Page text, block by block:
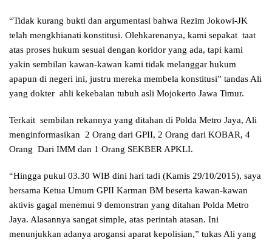
“Tidak kurang bukti dan argumentasi bahwa Rezim Jokowi-JK
telah mengkhianati konstitusi. Olehkarenanya, kami sepakat taat
atas proses hukum sesuai dengan koridor yang ada, tapi kami
yakin sembilan kawan-kawan kami tidak melanggar hukum
apapun di negeri ini, justru mereka membela konstitusi” tandas Ali
yang dokter ahli kekebalan tubuh asli Mojokerto Jawa Timur.
Terkait sembilan rekannya yang ditahan di Polda Metro Jaya, Ali
menginformasikan 2 Orang dari GPII, 2 Orang dari KOBAR, 4
Orang Dari IMM dan 1 Orang SEKBER APKLI.
“Hingga pukul 03.30 WIB dini hari tadi (Kamis 29/10/2015), saya
bersama Ketua Umum GPII Karman BM beserta kawan-kawan
aktivis gagal menemui 9 demonstran yang ditahan Polda Metro
Jaya. Alasannya sangat simple, atas perintah atasan. Ini
menunjukkan adanya arogansi aparat kepolisian,” tukas Ali yang